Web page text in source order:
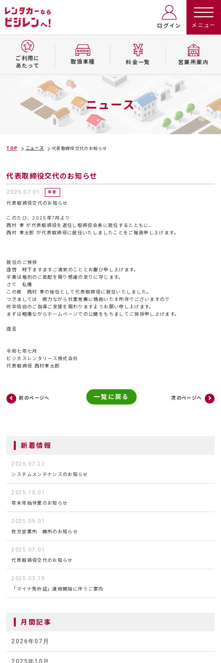
ログイン
ご利用に
あたって
取扱⾞種 料⾦⼀覧 営業所案内
ニュース
TOP ニュース 代表取締役交代のお知らせ
代表取締役交代のお知らせ
2025.07.01 重要
代表取締役交代のお知らせ
このたび、2025年7月より
西村 孝 が代表取締役を退任し取締役会長に就任するとともに、
西村 孝太郎 が代表取締役に就任いたしましたことをご報告申し上げます。
就任のご挨拶
謹啓 時下ますますご清栄のこととお慶び申し上げます。
平素は格別のご高配を賜り感謝の至りに存じます。
さて 私儀
この度 西村 孝の後任として代表取締役に就任いたしました。
つきましては 微力ながら社業発展に精励いたす所存でございますので
何卒倍旧のご指導ご支援を賜わりますようお願い申し上げます。
まずは略儀ながらホームページでの公開をもちましてご挨拶申し上げます。
謹言
令和七年七月
ビジネスレンタリース株式会社
代表取締役 西村孝太郎
前のページへ 一覧に戻る 次のページへ
新着情報
2026.07.22
システムメンテナンスのお知らせ
2025.10.01
年末年始休業のお知らせ
2025.09.01
枚方営業所 開所のお知らせ
2025.07.01
代表取締役交代のお知らせ
2025.03.19
「マイナ免許証」運用開始に伴うご案内
月間記事
2026年07月
2025年10月